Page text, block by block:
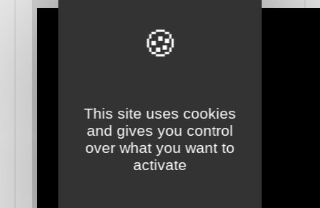
This site uses cookies
and gives you control
over what you want to
activate